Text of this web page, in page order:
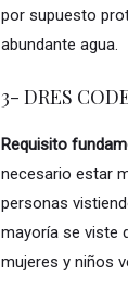
por supuesto
abundante agua.
3- DRES
Requisito
necesario estar
personas
mayoría se viste
mujeres y niños